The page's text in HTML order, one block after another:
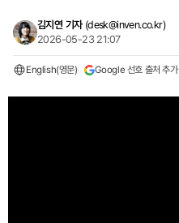
김지연 기자 (desk@inven.co.kr)
2026-05-23 21:07
English(영문) Google 선호 출처 추가